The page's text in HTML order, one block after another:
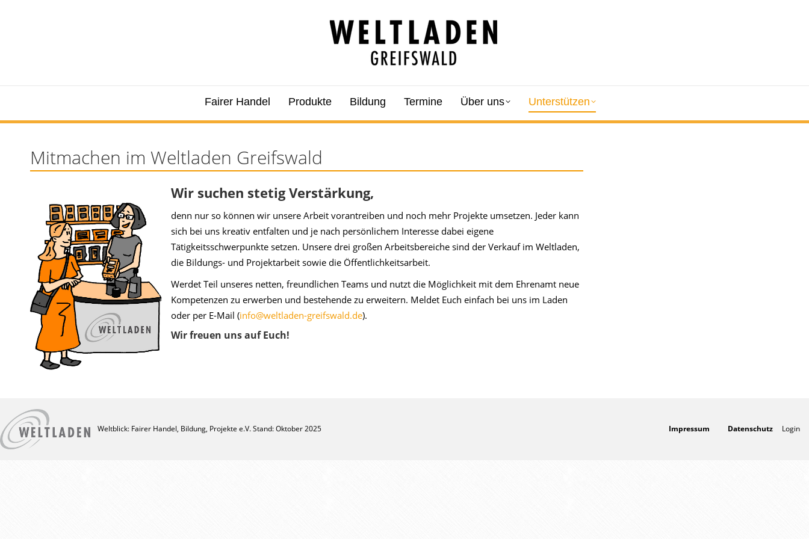
Fairer Handel Produkte Bildung Termine Über uns Unterstützen
Mitmachen im Weltladen Greifswald
Wir suchen stetig Verstärkung,
denn nur so können wir unsere Arbeit vorantreiben und noch mehr Projekte umsetzen. Jeder kann
sich bei uns kreativ entfalten und je nach persönlichem Interesse dabei eigene
Tätigkeitsschwerpunkte setzen. Unsere drei großen Arbeitsbereiche sind der Verkauf im Weltladen,
die Bildungs- und Projektarbeit sowie die Öffentlichkeitsarbeit.
Werdet Teil unseres netten, freundlichen Teams und nutzt die Möglichkeit mit dem Ehrenamt neue
Kompetenzen zu erwerben und bestehende zu erweitern. Meldet Euch einfach bei uns im Laden
oder per E-Mail (info@weltladen-greifswald.de).
Wir freuen uns auf Euch!
Weltblick: Fairer Handel, Bildung, Projekte e.V. Stand: Oktober 2025 Impressum Datenschutz Login